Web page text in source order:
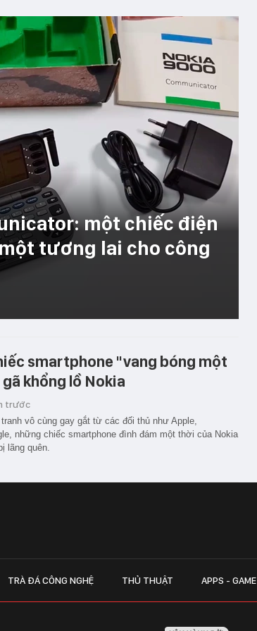
một chiếc điện
tương lai cho công
smartphone "vang bóng một
khổng lồ Nokia
trước
vô cùng gay gắt từ các đối thủ như Apple,
những chiếc smartphone đình đám một thời của Nokia
lãng quên.
TRÀ ĐÁ CÔNG NGHỆ THỦ THUẬT APPS - GAME